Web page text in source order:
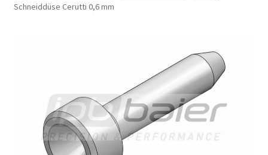
Warenkorb
Schneiddüse Cerutti 0,6 mm